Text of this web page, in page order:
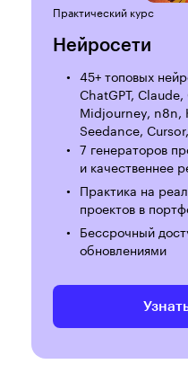
Практический курс
Нейросети
45+ топовых
ChatGPT,
Midjourney, n8n,
Seedance,
7 генераторов
и качественнее
Практика на
проектов в
Бессрочный
обновлениями